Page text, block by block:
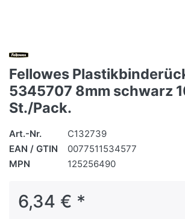
Fellowes
5345707 8mm schwarz
St./Pack.
Art.-Nr.
C132739
EAN / GTIN
0077511534577
MPN
125256490
6,34 € *